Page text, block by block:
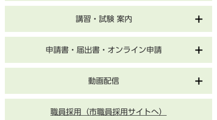
講習・試験 案内
申請書・届出書・オンライン申請
動画配信
職員採用（市職員採用サイトへ）